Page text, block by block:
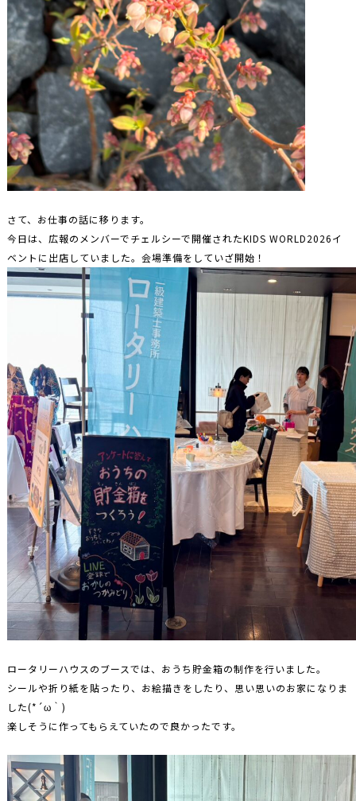
さて、お仕事の話に移ります。
今日は、広報のメンバーでチェルシーで開催されたKIDS WORLD2026イ
ベントに出店していました。会場準備をしていざ開始！
ロータリーハウスのブースでは、おうち貯金箱の制作を行いました。
シールや折り紙を貼ったり、お絵描きをしたり、思い思いのお家になりま
した(*´ω｀)
楽しそうに作ってもらえていたので良かったです。